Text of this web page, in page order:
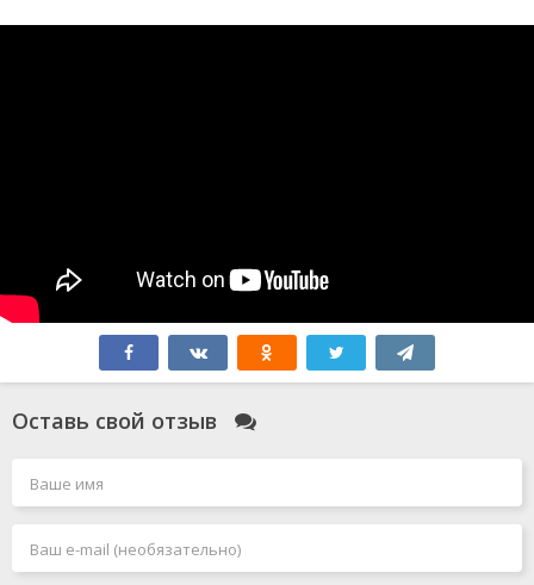
Оставь свой отзыв